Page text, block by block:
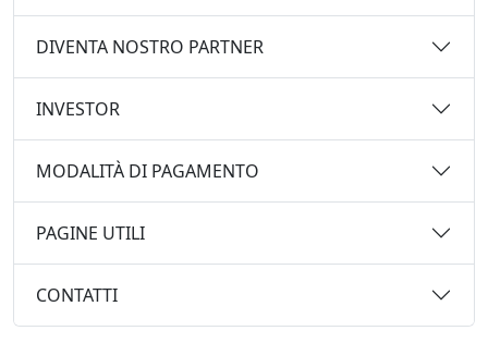
DIVENTA NOSTRO PARTNER
INVESTOR
MODALITÀ DI PAGAMENTO
PAGINE UTILI
CONTATTI